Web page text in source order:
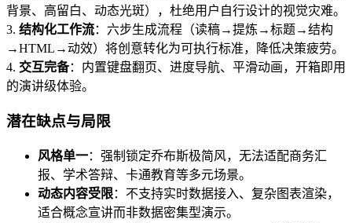
背景、高留白、动态光斑），杜绝用户自行设计的视觉灾难。
3. 结构化工作流：六步生成流程（读稿→提炼→标题→结构
→HTML→动效）将创意转化为可执行标准，降低决策疲劳。
4. 交互完备：内置键盘翻页、进度导航、平滑动画，开箱即用
的演讲级体验。
潜在缺点与局限
风格单一：强制锁定乔布斯极简风，无法适配商务汇
报、学术答辩、卡通教育等多元场景。
动态内容受限：不支持实时数据接入、复杂图表渲染，
适合概念宣讲而非数据密集型演示。